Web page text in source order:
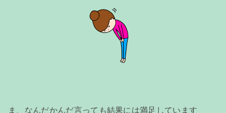
ま、なんだかんだ言っても結果には満足しています